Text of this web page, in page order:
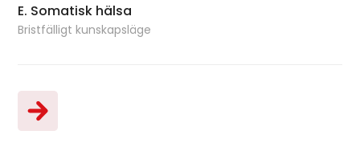
E. Somatisk hälsa
Bristfälligt kunskapsläge